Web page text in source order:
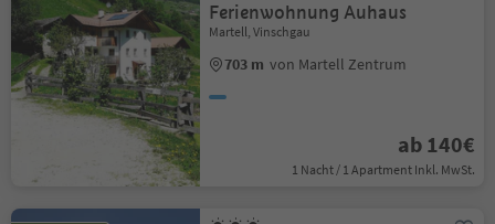
Ferienwohnung Auhaus
Martell, Vinschgau
703 m von Martell Zentrum
ab 140€
1 Nacht / 1 Apartment Inkl. MwSt.